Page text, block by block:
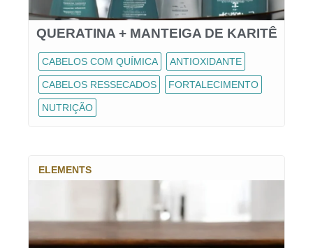
QUERATINA + MANTEIGA DE KARITÊ
CABELOS COM QUÍMICA ANTIOXIDANTE
CABELOS RESSECADOS FORTALECIMENTO
NUTRIÇÃO
ELEMENTS